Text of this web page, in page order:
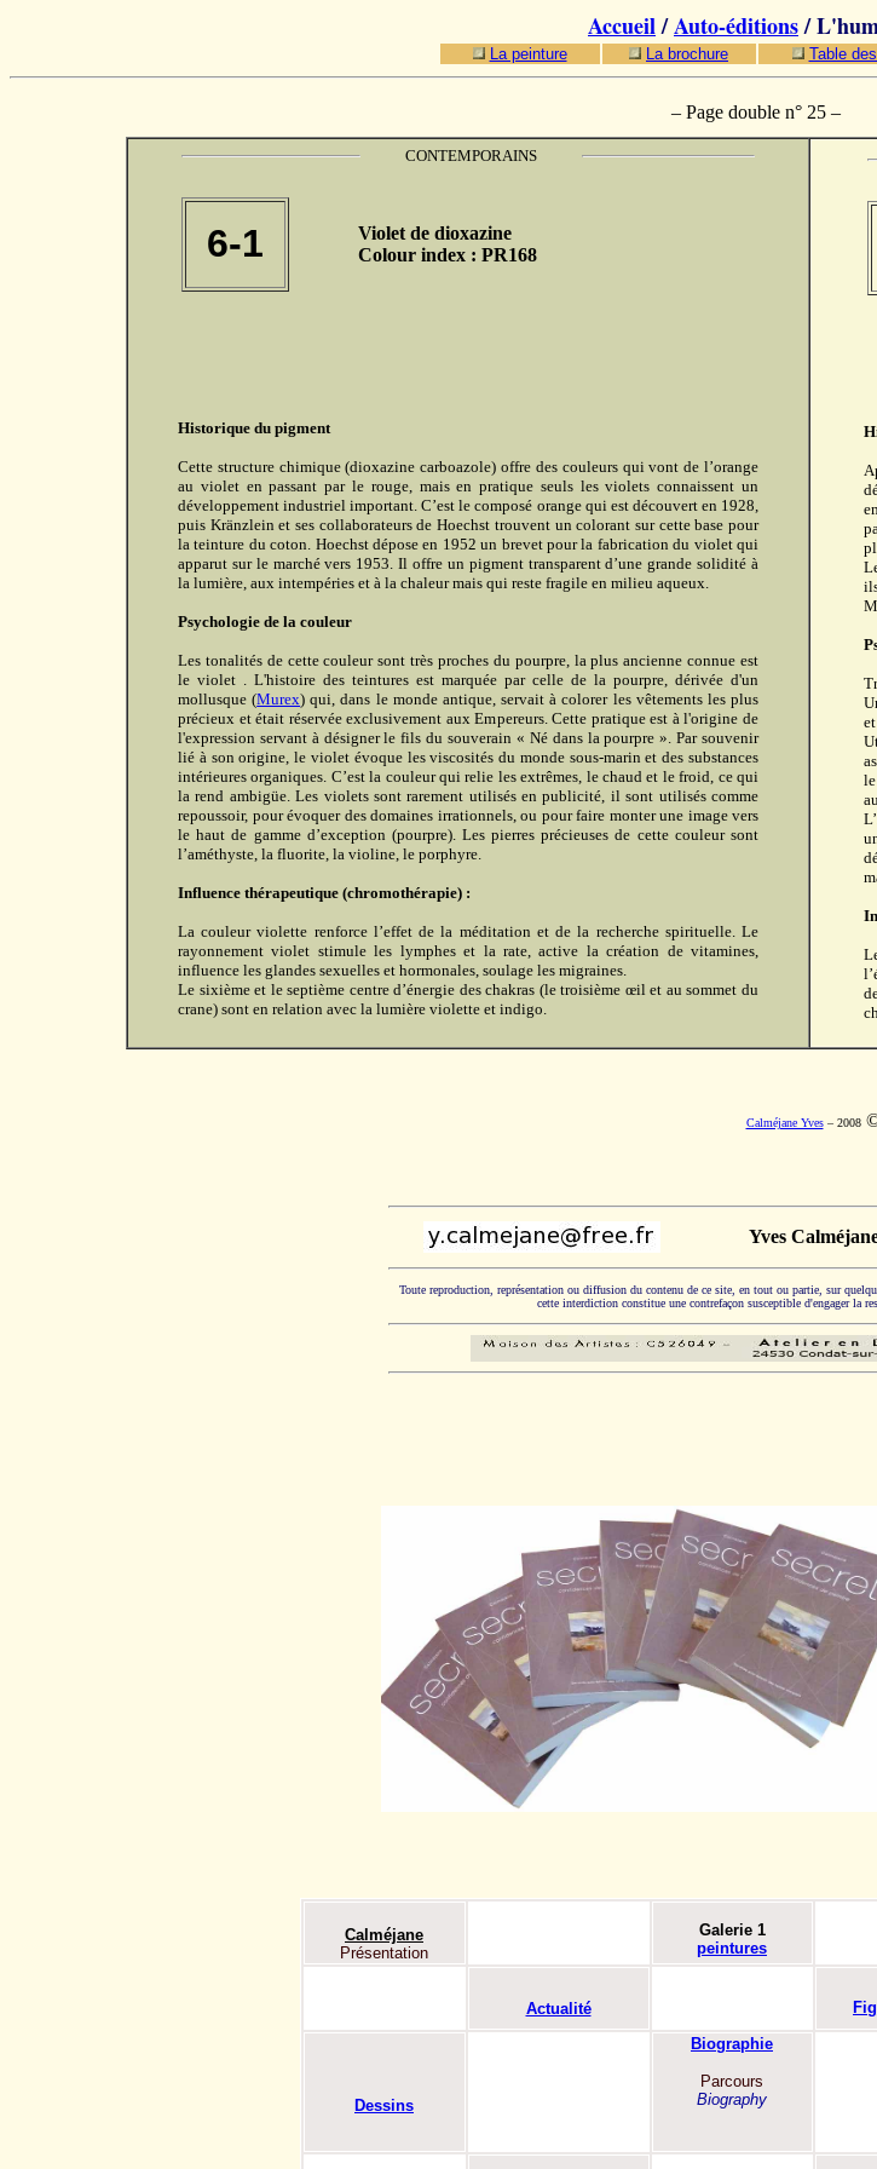
Accueil/Auto-éditions/
La peinture La brochure Table
– Page double n° 25 –
CONTEMPORAINS
6-1
Violet de dioxazine
Colour index : PR168
Historique du pigment
Cette structure chimique (dioxazine carboazole) offre des couleurs qui vont de l’orange
au violet en passant par le rouge, mais en pratique seuls les violets connaissent un
développement industriel important. C’est le composé orange qui est découvert en 1928,
puis Kränzlein et ses collaborateurs de Hoechst trouvent un colorant sur cette base pour
la teinture du coton. Hoechst dépose en 1952 un brevet pour la fabrication du violet qui
apparut sur le marché vers 1953. Il offre un pigment transparent d’une grande solidité à
la lumière, aux intempéries et à la chaleur mais qui reste fragile en milieu aqueux.
Psychologie de la couleur
Les tonalités de cette couleur sont très proches du pourpre, la plus ancienne connue est
le violet . L'histoire des teintures est marquée par celle de la pourpre, dérivée d'un
mollusque (Murex) qui, dans le monde antique, servait à colorer les vêtements les plus
précieux et était réservée exclusivement aux Empereurs. Cette pratique est à l'origine de
l'expression servant à désigner le fils du souverain « Né dans la pourpre ». Par souvenir
lié à son origine, le violet évoque les viscosités du monde sous-marin et des substances
intérieures organiques. C’est la couleur qui relie les extrêmes, le chaud et le froid, ce qui
la rend ambigüe. Les violets sont rarement utilisés en publicité, il sont utilisés comme
repoussoir, pour évoquer des domaines irrationnels, ou pour faire monter une image vers
le haut de gamme d’exception (pourpre). Les pierres précieuses de cette couleur sont
l’améthyste, la fluorite, la violine, le porphyre.
Influence thérapeutique (chromothérapie) :
La couleur violette renforce l’effet de la méditation et de la recherche spirituelle. Le
rayonnement violet stimule les lymphes et la rate, active la création de vitamines,
influence les glandes sexuelles et hormonales, soulage les migraines.
Le sixième et le septième centre d’énergie des chakras (le troisième œil et au sommet du
crane) sont en relation avec la lumière violette et indigo.
Calméjane Yves– 2008
Yves
Toute reproduction, représentation ou diffusion du contenu de ce site, en tout ou partie, sur
cette interdiction constitue une contrefaçon susceptible d'engager la
Calméjane
Présentation
Galerie 1
peintures
Actualité
Dessins
Biographie
Parcours
Biography